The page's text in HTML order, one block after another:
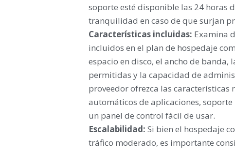
soporte esté disponible las 24 horas
tranquilidad en caso de que surjan
Características incluidas: Examina
incluidos en el plan de hospedaje
espacio en disco, el ancho de
permitidas y la capacidad de
proveedor ofrezca las
automáticos de aplicaciones,
un panel de control fácil de usar.
Escalabilidad: Si bien el hospedaje
tráfico moderado, es importante